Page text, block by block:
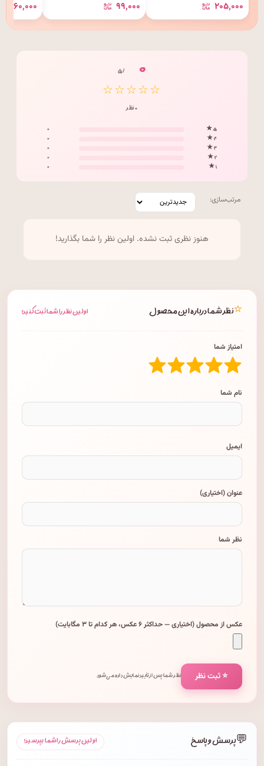
۲۰۵٬۰۰۰ ۹۹٬۰۰۰ ۳۶۰٬۰۰۰
۰ / ۵
☆☆☆☆☆
۰ نظر
۵ ★
۰
۴ ★
۰
۳ ★
۰
۲ ★
۰
۱ ★
۰
مرتب‌سازی:
هنوز نظری ثبت نشده. اولین نظر را شما بگذارید!
⭐نظر شما درباره این محصول اولین نظر را شما ثبت کنید!
امتیاز شما
نام شما
ایمیل
عنوان (اختیاری)
نظر شما
عکس از محصول (اختیاری — حداکثر ۶ عکس، هر کدام تا ۳ مگابایت)
⭐ ثبت نظر نظر شما پس از تأیید نمایش داده می‌شود.
💬پرسش و پاسخ اولین پرسش را شما بپرسید!